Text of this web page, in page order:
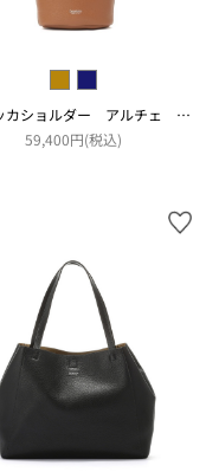
ピーサッカショルダー アルチェ アコピアート
59,400円(税込)